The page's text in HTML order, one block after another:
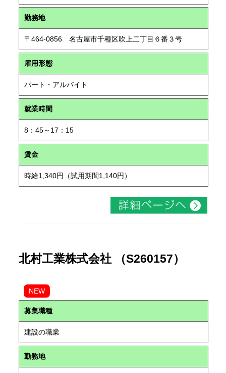
勤務地
〒464-0856 名古屋市千種区吹上二丁目６番３号
雇用形態
パート・アルバイト
就業時間
8：45～17：15
賃金
時給1,340円（試用期間1,140円）
北村工業株式会社 （S260157）
NEW
募集職種
建設の職業
勤務地